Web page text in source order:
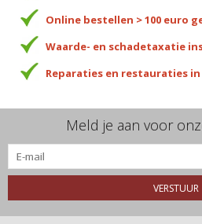
Online bestellen > 100 euro
Waarde- en schadetaxatie
Reparaties en restauraties
Meld je aan voor
VERSTUUR